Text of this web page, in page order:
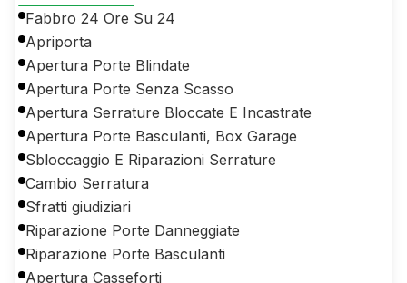
Fabbro 24 Ore Su 24
Apriporta
Apertura Porte Blindate
Apertura Porte Senza Scasso
Apertura Serrature Bloccate E Incastrate
Apertura Porte Basculanti, Box Garage
Sbloccaggio E Riparazioni Serrature
Cambio Serratura
Sfratti giudiziari
Riparazione Porte Danneggiate
Riparazione Porte Basculanti
Apertura Casseforti